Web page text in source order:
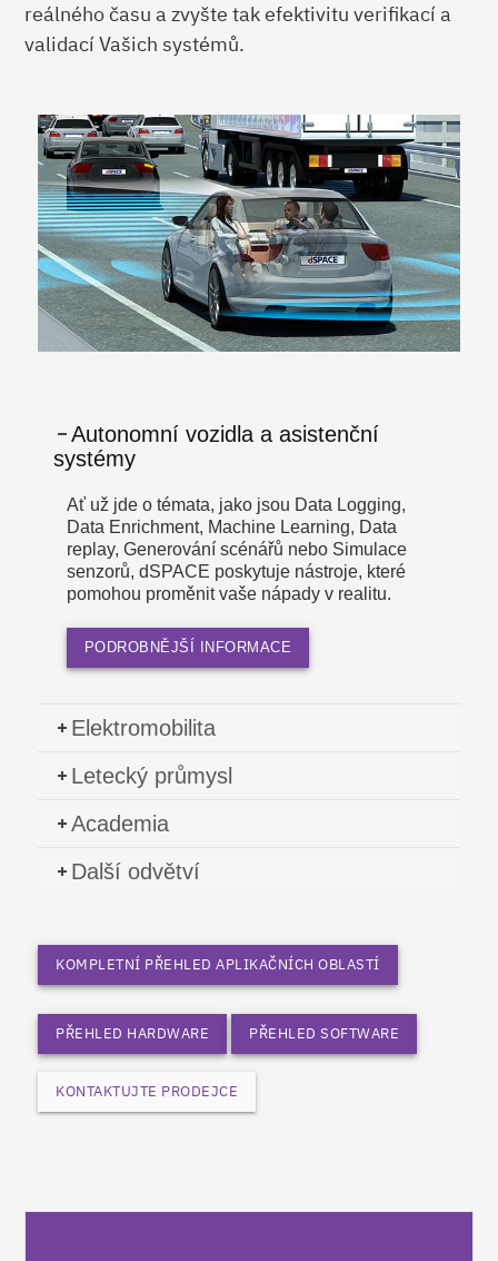
reálného času a zvyšte tak efektivitu verifikací a
validací Vašich systémů.
Autonomní vozidla a asistenční
systémy
Ať už jde o témata, jako jsou Data Logging,
Data Enrichment, Machine Learning, Data
replay, Generování scénářů nebo Simulace
senzorů, dSPACE poskytuje nástroje, které
pomohou proměnit vaše nápady v realitu.
PODROBNĚJŠÍ INFORMACE
Elektromobilita
Letecký průmysl
Academia
Další odvětví
KOMPLETNÍ PŘEHLED APLIKAČNÍCH OBLASTÍ
PŘEHLED HARDWARE PŘEHLED SOFTWARE
KONTAKTUJTE PRODEJCE